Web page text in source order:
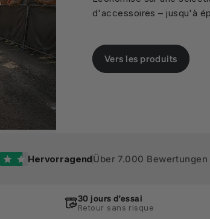
d'accessoires – jusqu'à
Vers les produits
HervorragendÜber 7.000 Bewertungen
30 jours d'essai
Retour sans risque